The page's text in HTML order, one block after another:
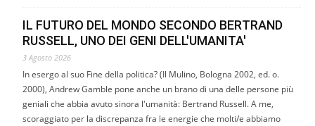
IL FUTURO DEL MONDO SECONDO BERTRAND
RUSSELL, UNO DEI GENI DELL'UMANITA'
3 Agosto 2026
In esergo al suo Fine della politica? (Il Mulino, Bologna 2002, ed. o.
2000), Andrew Gamble pone anche un brano di una delle persone più
geniali che abbia avuto sinora l'umanità: Bertrand Russell. A me,
scoraggiato per la discrepanza fra le energie che molti/e abbiamo